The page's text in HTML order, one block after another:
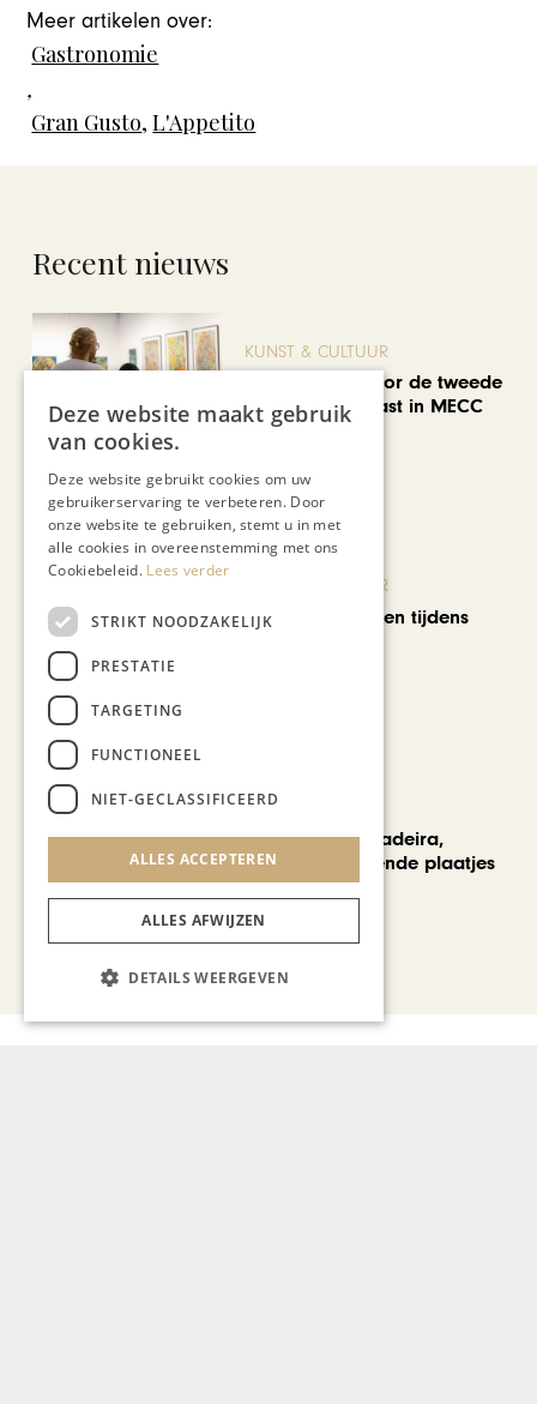
Meer artikelen over:
Gastronomie
,
Gran Gusto,L'Appetito
Recent nieuws
KUNST & CULTUUR
EuropArtFair voor de tweede
keer op rij te gast in MECC
Maastricht
KUNST & CULTUUR
Wereldse beelden tijdens
REIZEN
Een week op Madeira,
voorbij de bekende plaatjes
Deze website maakt gebruik
van cookies.
Deze website gebruikt cookies om uw
gebruikerservaring te verbeteren. Door
onze website te gebruiken, stemt u in met
alle cookies in overeenstemming met ons
Cookiebeleid. Lees verder
STRIKT NOODZAKELIJK
PRESTATIE
TARGETING
FUNCTIONEEL
NIET-GECLASSIFICEERD
ALLES ACCEPTEREN
ALLES AFWIJZEN
DETAILS WEERGEVEN